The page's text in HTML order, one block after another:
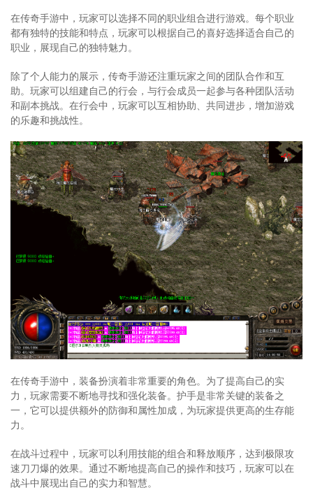
在传奇手游中，玩家可以选择不同的职业组合进行游戏。每个职业
都有独特的技能和特点，玩家可以根据自己的喜好选择适合自己的
职业，展现自己的独特魅力。
除了个人能力的展示，传奇手游还注重玩家之间的团队合作和互
助。玩家可以组建自己的行会，与行会成员一起参与各种团队活动
和副本挑战。在行会中，玩家可以互相协助、共同进步，增加游戏
的乐趣和挑战性。
在传奇手游中，装备扮演着非常重要的角色。为了提高自己的实
力，玩家需要不断地寻找和强化装备。护手是非常关键的装备之
一，它可以提供额外的防御和属性加成，为玩家提供更高的生存能
力。
在战斗过程中，玩家可以利用技能的组合和释放顺序，达到极限攻
速刀刀爆的效果。通过不断地提高自己的操作和技巧，玩家可以在
战斗中展现出自己的实力和智慧。